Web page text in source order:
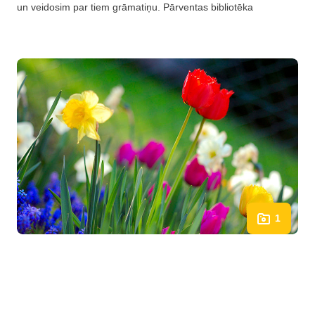
un veidosim par tiem grāmatiņu. Pārventas bibliotēka
1